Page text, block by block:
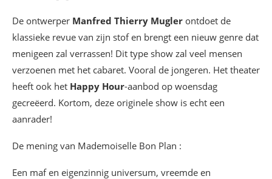
De ontwerper Manfred Thierry Mugler ontdoet de
klassieke revue van zijn stof en brengt een nieuw genre dat
menigeen zal verrassen! Dit type show zal veel mensen
verzoenen met het cabaret. Vooral de jongeren. Het theater
heeft ook het Happy Hour-aanbod op woensdag
gecreëerd. Kortom, deze originele show is echt een
aanrader!
De mening van Mademoiselle Bon Plan :
Een maf en eigenzinnig universum, vreemde en